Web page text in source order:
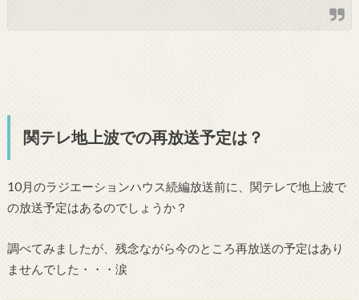
関テレ地上波での再放送予定は？
10月のラジエーションハウス続編放送前に、関テレで地上波で
の放送予定はあるのでしょうか？
調べてみましたが、残念ながら今のところ再放送の予定はあり
ませんでした・・・涙